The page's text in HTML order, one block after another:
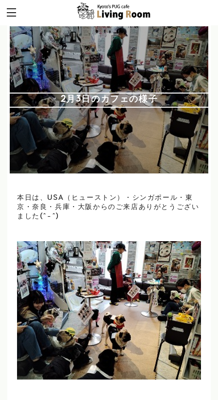
2月3日のカフェの様子
本日は、USA（ヒューストン）・シンガポール・東
京・奈良・兵庫・大阪からのご来店ありがとうござい
ました(^-^)